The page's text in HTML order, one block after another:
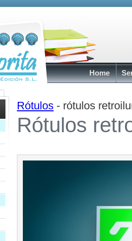
Rótulos - rótulos
Rótulos
Home